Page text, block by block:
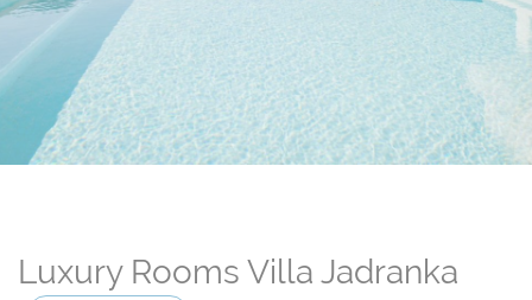
Luxury Rooms Villa Jadranka